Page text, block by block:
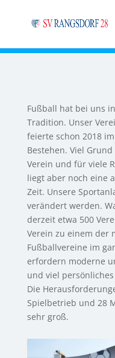
Fußball hat bei uns
Tradition. Unser
feierte schon 2018
Bestehen. Viel
Verein und für viele
liegt aber noch eine
Zeit. Unsere
verändert werden.
derzeit etwa 500
Verein zu einem der
Fußballvereine im
erfordern moderne
und viel
Die
Spielbetrieb und 28
sehr groß.